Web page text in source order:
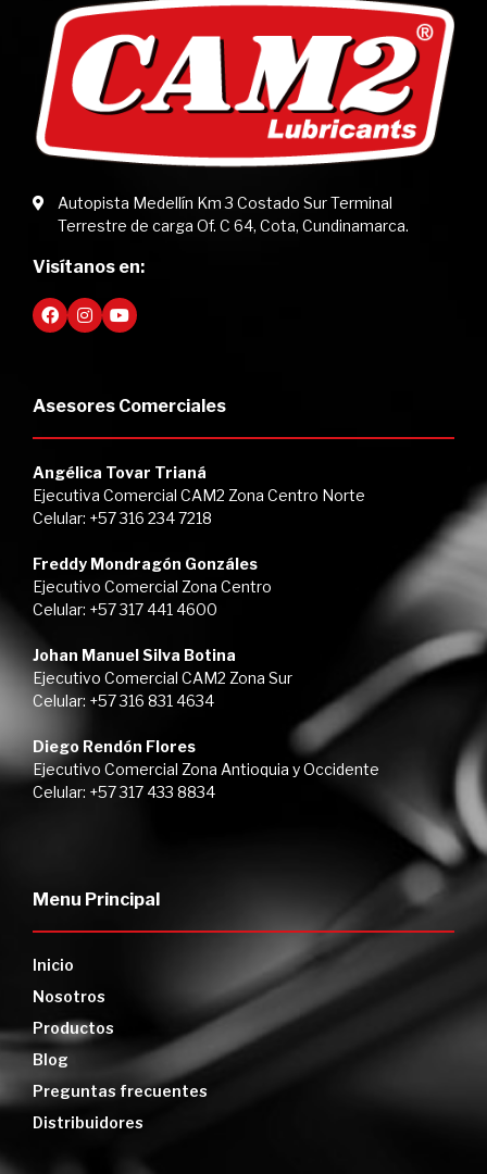
Autopista Medellín Km 3 Costado Sur Terminal
Terrestre de carga Of. C 64, Cota, Cundinamarca.
Visítanos en:
Asesores Comerciales
Angélica Tovar Trianá
Ejecutiva Comercial CAM2 Zona Centro Norte
Celular: +57 316 234 7218
Freddy Mondragón Gonzáles
Ejecutivo Comercial Zona Centro
Celular: +57 317 441 4600
Johan Manuel Silva Botina
Ejecutivo Comercial CAM2 Zona Sur
Celular: +57 316 831 4634
Diego Rendón Flores
Ejecutivo Comercial Zona Antioquia y Occidente
Celular: +57 317 433 8834
Menu Principal
Inicio
Nosotros
Productos
Blog
Preguntas frecuentes
Distribuidores